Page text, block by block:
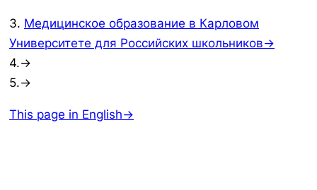
3. Медицинское образование в Карловом
Университете для Российских школьников→
4.→
5.→
This page in English→